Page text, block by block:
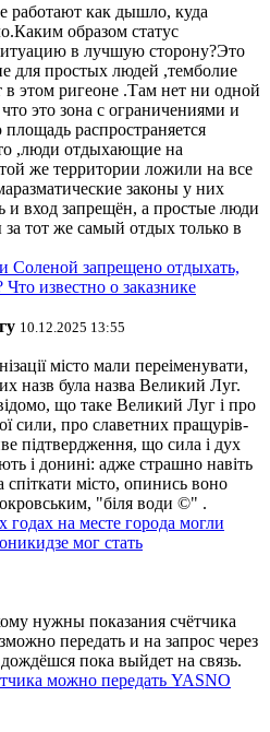
работают как дышло, куда
образом статус
в лучшую сторону?Это
для простых людей ,темболие
в этом ригеоне .Там нет ни одной
это зона с ограничениями и
распространяется
,люди отдыхающие на
же территории ложили на все
законы у них
и вход запрещён, а простые люди
тот же самый отдых только в
Соленой запрещено отдыхать,
известно о заказнике
10.12.2025 13:55
місто мали переіменувати,
назв була назва Великий Луг.
що таке Великий Луг і про
сили, про славетних пращурів-
підтвердження, що сила і дух
і донині: адже страшно навіть
спіткати місто, опинись воно
"біля води ©" .
на месте города могли
мог стать
нужны показания счётчика
передать и на запрос через
пока выйдет на связь.
можно передать YASNO